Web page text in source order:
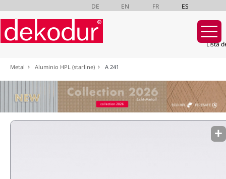
DE EN FR ES
Lista
navegación
Metal Aluminio HPL (starline) A 241